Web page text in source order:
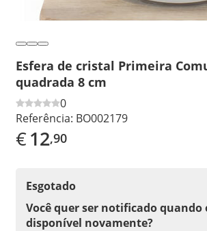
Esfera de cristal Primeira
quadrada 8 cm
0
Referência: BO002179
€12,90
Esgotado
Você quer ser notificado
disponível novamente?